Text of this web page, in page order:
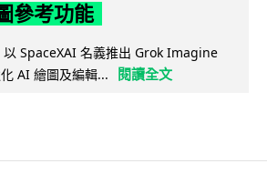
參考功能
SpaceXAI 名義推出 Grok Imagine
AI 繪圖及編輯...
閱讀全文